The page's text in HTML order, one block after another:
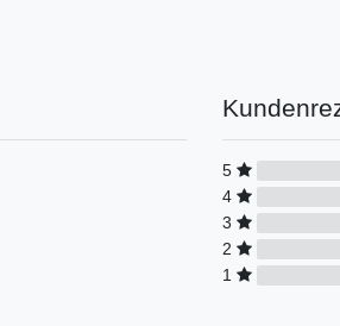
5
4
3
2
1